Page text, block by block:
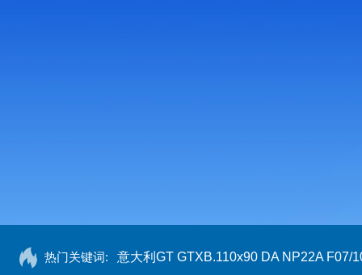
热门关键词: 意大利GT GTXB.110x90 DA NP22A F07/